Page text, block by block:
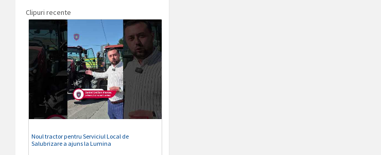
Clipuri recente
Noul tractor pentru Serviciul Local de
Salubrizare a ajuns la Lumina